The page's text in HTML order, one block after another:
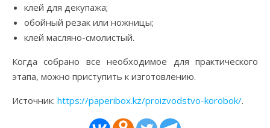
клей для декупажа;
обойный резак или ножницы;
клей масляно-смолистый.
Когда собрано все необходимое для практического
этапа, можно приступить к изготовлению.
Источник: https://paperibox.kz/proizvodstvo-korobok/.